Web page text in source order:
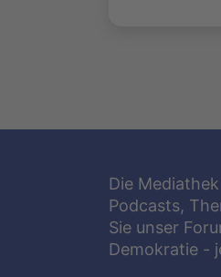
Die
Podcasts,
Sie unser
Demokratie -